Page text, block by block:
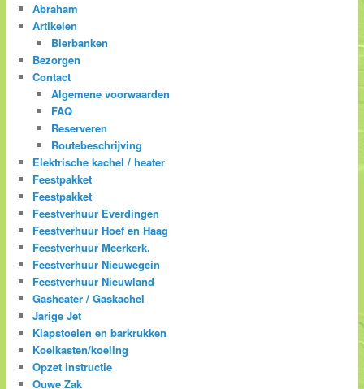
Abraham
Artikelen
Bierbanken
Bezorgen
Contact
Algemene voorwaarden
FAQ
Reserveren
Routebeschrijving
Elektrische kachel / heater
Feestpakket
Feestpakket
Feestverhuur Everdingen
Feestverhuur Hoef en Haag
Feestverhuur Meerkerk.
Feestverhuur Nieuwegein
Feestverhuur Nieuwland
Gasheater / Gaskachel
Jarige Jet
Klapstoelen en barkrukken
Koelkasten/koeling
Opzet instructie
Ouwe Zak